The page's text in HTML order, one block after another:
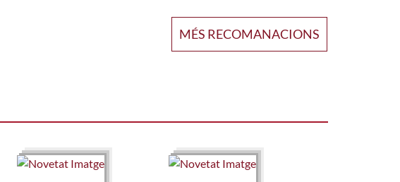
MÉS RECOMANACIONS